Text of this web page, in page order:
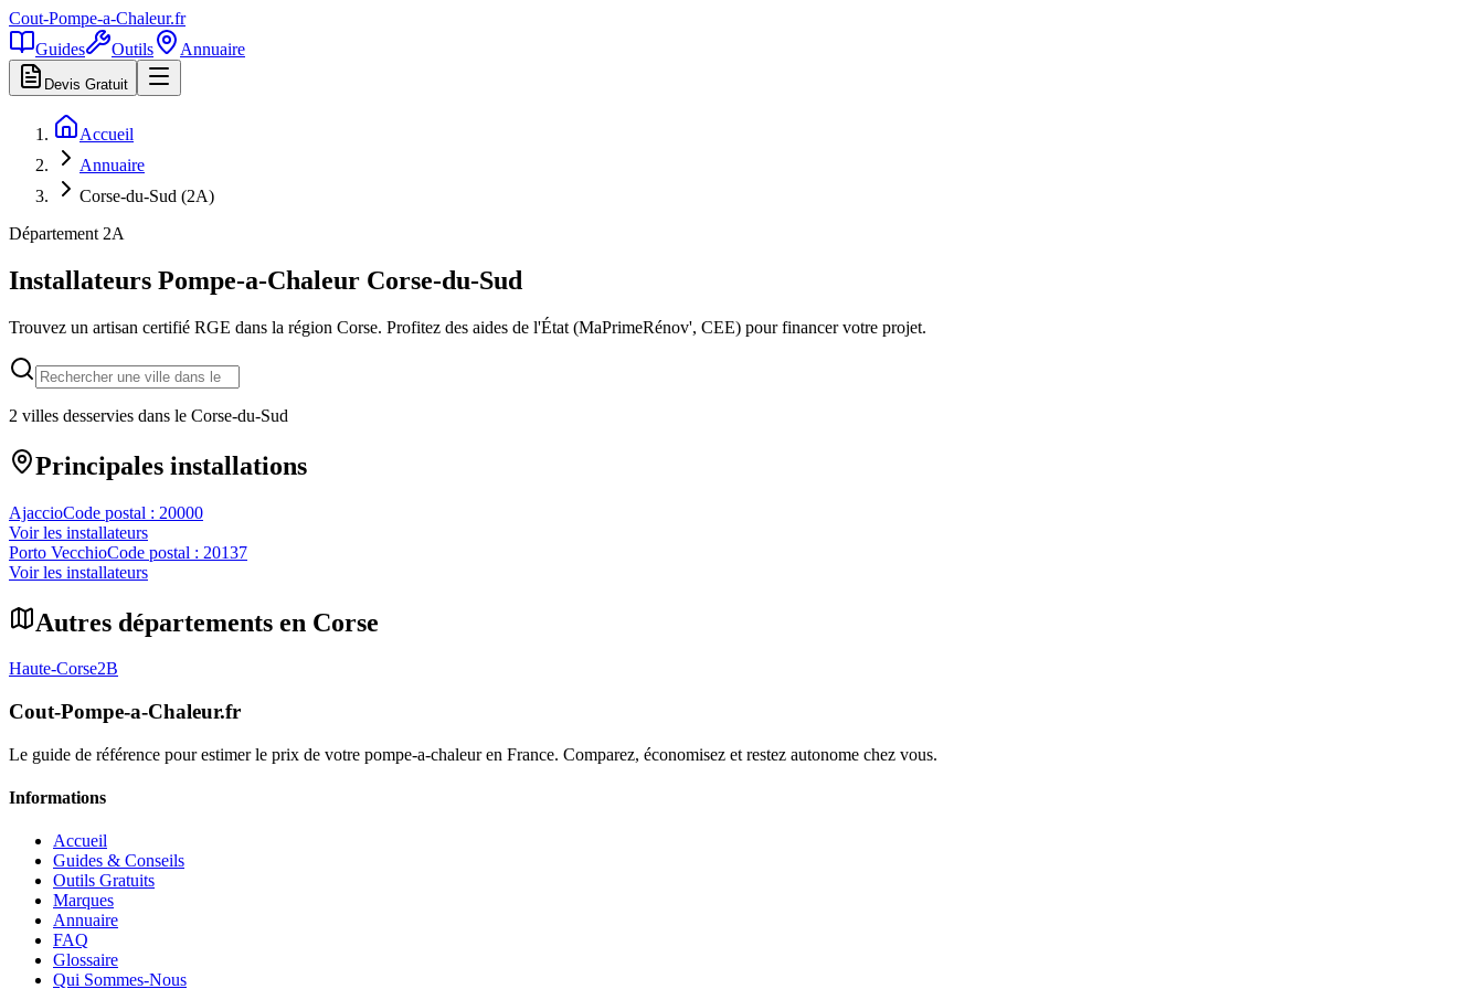
Cout-Pompe-a-Chaleur.fr
Guides
Outils Annuaire
Devis Gratuit
Accueil
Annuaire
Corse-du-Sud (2A)
Département 2A
Installateurs Pompe-a-Chaleur Corse-du-Sud
Trouvez un artisan certifié RGE dans la région Corse. Profitez des aides de l'État (MaPrimeRénov', CEE) pour financer votre projet.
2 villes desservies dans le Corse-du-Sud
Principales installations
AjaccioCode postal : 20000
Voir les installateurs
Porto VecchioCode postal : 20137
Voir les installateurs
Autres départements en Corse
Haute-Corse2B
Cout-Pompe-a-Chaleur.fr
Le guide de référence pour estimer le prix de votre pompe-a-chaleur en France. Comparez, économisez et restez autonome chez vous.
Informations
Accueil
Guides & Conseils
Outils Gratuits
Marques
Annuaire
FAQ
Glossaire
Qui Sommes-Nous